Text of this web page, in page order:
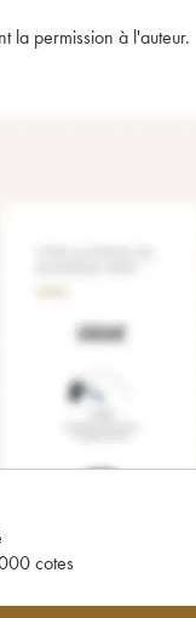
la permission à l'auteur.
cotes